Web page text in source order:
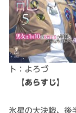
ト：よろづ
【あらすじ】
氷星の大決戦、後